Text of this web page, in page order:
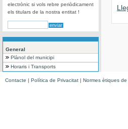
electrònic si vols rebre periòdicament
els titulars de la nostra entitat !
General
Plànol del municipi
Horaris i Transports
Contacte | Política de Privacitat | Normes ètiques